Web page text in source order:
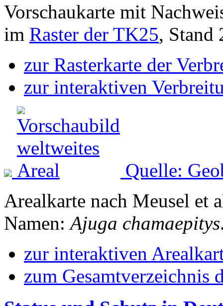
Vorschaukarte mit
im Raster der TK25, Stand
zur Rasterkarte der
zur interaktiven
Quelle:
Arealkarte nach Meusel et
Namen:Ajuga chamaepitys
zur interaktiven
zum Gesamtverzeichnis